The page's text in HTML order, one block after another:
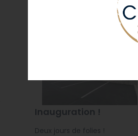
DERNIERS
Inauguration !
Deux jours de folies !